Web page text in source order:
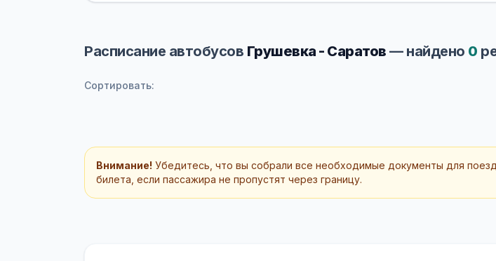
Расписание автобусов Грушевка - Саратов — найдено 0
Сортировать:
Внимание! Убедитесь, что вы собрали все необходимые документы для
билета, если пассажира не пропустят через границу.